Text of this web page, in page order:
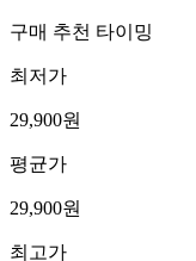
구매 추천 타이밍
최저가
29,900원
평균가
29,900원
최고가